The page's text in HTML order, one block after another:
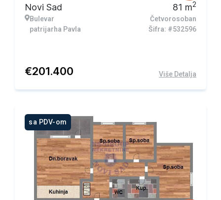
Novi Sad
Bulevar
patrijarha Pavla
81 m2
Četvorosoban
Šifra: #532596
€201.400 Više Detalja
sa PDV-om